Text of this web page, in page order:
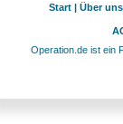
Start | Über
Operation.de ist ein